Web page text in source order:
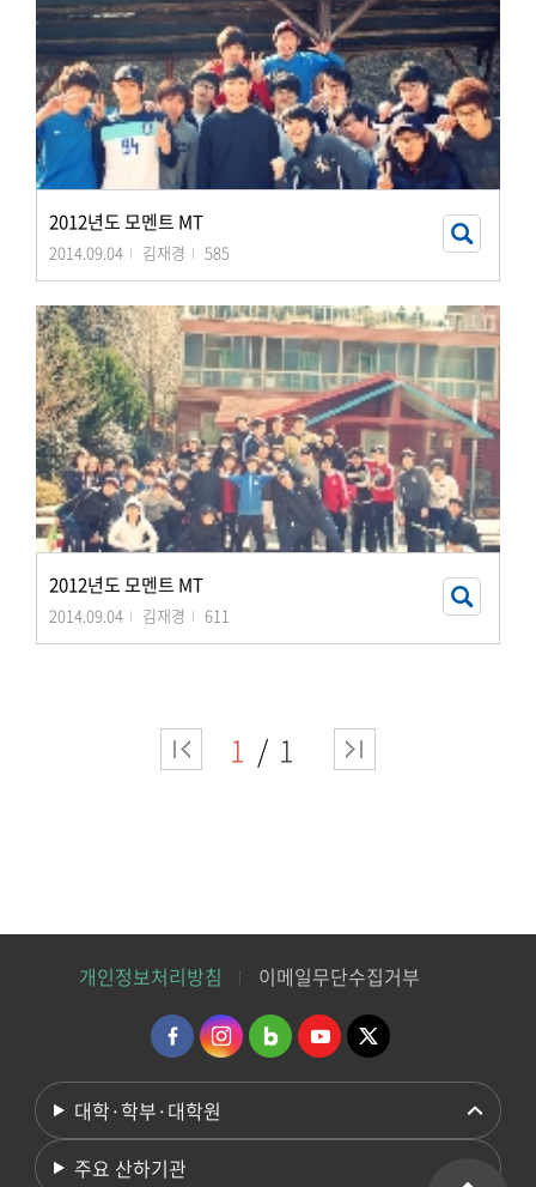
2012년도 모멘트 MT
2014.09.04 김재경 585
2012년도 모멘트 MT
2014.09.04 김재경 611
1 1
개인정보처리방침 이메일무단수집거부
대학·학부·대학원
주요 산하기관